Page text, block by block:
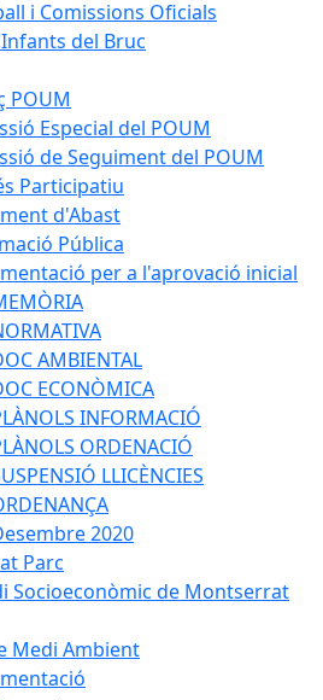
i Comissions Oficials
del Bruc
POUM
Especial del POUM
de Seguiment del POUM
Participatiu
d'Abast
Pública
per a l'aprovació inicial
AMBIENTAL
ECONÒMICA
INFORMACIÓ
ORDENACIÓ
LLICÈNCIES
2020
Parc
Socioeconòmic de Montserrat
Medi Ambient